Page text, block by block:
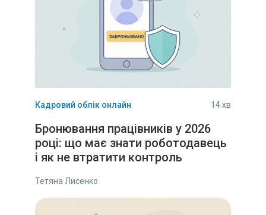
Кадровий облік онлайн 14 хв
Бронювання працівників у 2026
році: що має знати роботодавець
і як не втратити контроль
Тетяна Лисенко